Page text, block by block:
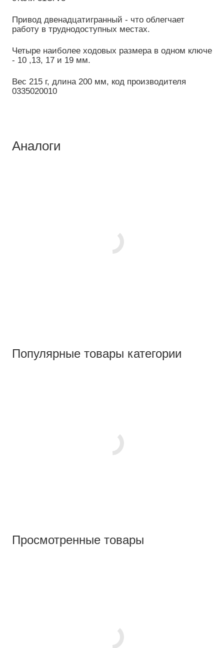
Привод двенадцатигранный - что облегчает
работу в труднодоступных местах.
Четыре наиболее ходовых размера в одном ключе
- 10 ,13, 17 и 19 мм.
Вес 215 г, длина 200 мм, код производителя
0335020010
Аналоги
Популярные товары категории
Просмотренные товары